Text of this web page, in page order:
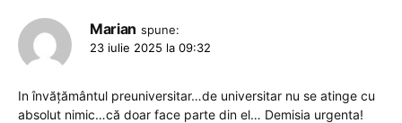
Marian spune:
23 iulie 2025 la 09:32
In învățământul preuniversitar…de universitar nu se atinge cu
absolut nimic…că doar face parte din el… Demisia urgenta!